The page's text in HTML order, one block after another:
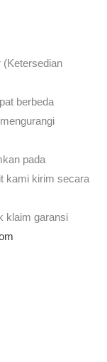
(Ketersedian
berbeda
pada
kami kirim secara
klaim garansi